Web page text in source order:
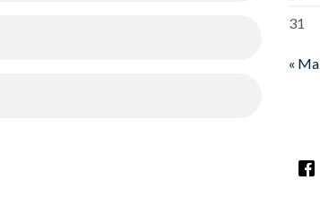
31
«